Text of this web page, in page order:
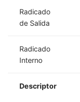
Radicado
de Salida
Radicado
Interno
Descriptor